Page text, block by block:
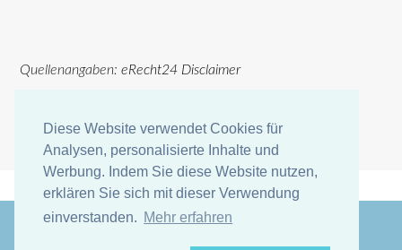
Diese Website verwendet Cookies für
Analysen, personalisierte Inhalte und
Werbung. Indem Sie diese Website nutzen,
erklären Sie sich mit dieser Verwendung
einverstanden. Mehr erfahren
Diese Website verwendet Cookies für
Analysen, personalisierte Inhalte und
Werbung. Indem Sie diese Website nutzen,
erklären Sie sich mit dieser Verwendung
einverstanden. Mehr erfahren
Quellenangaben:eRecht24 Disclaimer